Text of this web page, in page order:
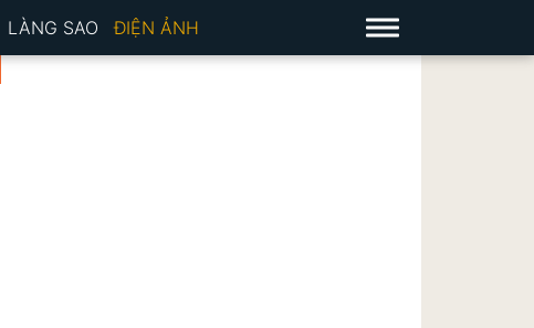
LÀNG SAO ĐIỆN ẢNH